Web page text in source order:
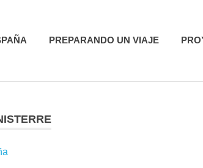
PREPARANDO UN VIAJE